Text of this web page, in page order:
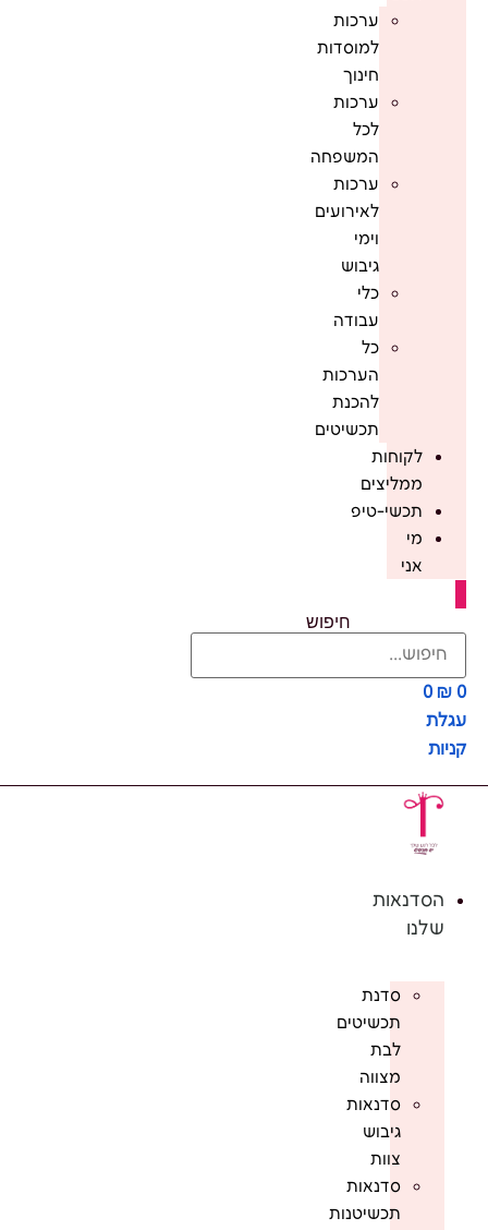
ערכות
למוסדות
חינוך
ערכות
לכל
המשפחה
ערכות
לאירועים
וימי
גיבוש
כלי
עבודה
כל
הערכות
להכנת
תכשיטים
לקוחות
ממליצים
תכשי-טיפ
מי
אני
חיפוש
₪ 0
0
עגלת
קניות
הסדנאות
שלנו
סדנת
תכשיטים
לבת
מצווה
סדנאות
גיבוש
צוות
סדנאות
תכשיטנות